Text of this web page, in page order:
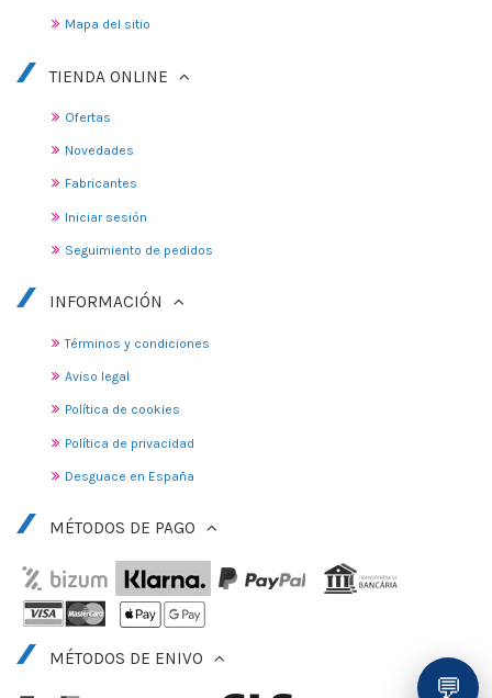
Mapa del sitio
TIENDA ONLINE
Ofertas
Novedades
Fabricantes
Iniciar sesión
Seguimiento de pedidos
INFORMACIÓN
Términos y condiciones
Aviso legal
Política de cookies
Política de privacidad
Desguace en España
MÉTODOS DE PAGO
MÉTODOS DE ENIVO
💬